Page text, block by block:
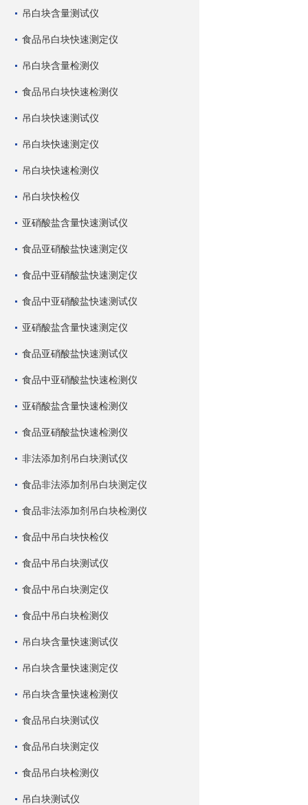
吊白块含量测试仪
食品吊白块快速测定仪
吊白块含量检测仪
食品吊白块快速检测仪
吊白块快速测试仪
吊白块快速测定仪
吊白块快速检测仪
吊白块快检仪
亚硝酸盐含量快速测试仪
食品亚硝酸盐快速测定仪
食品中亚硝酸盐快速测定仪
食品中亚硝酸盐快速测试仪
亚硝酸盐含量快速测定仪
食品亚硝酸盐快速测试仪
食品中亚硝酸盐快速检测仪
亚硝酸盐含量快速检测仪
食品亚硝酸盐快速检测仪
非法添加剂吊白块测试仪
食品非法添加剂吊白块测定仪
食品非法添加剂吊白块检测仪
食品中吊白块快检仪
食品中吊白块测试仪
食品中吊白块测定仪
食品中吊白块检测仪
吊白块含量快速测试仪
吊白块含量快速测定仪
吊白块含量快速检测仪
食品吊白块测试仪
食品吊白块测定仪
食品吊白块检测仪
吊白块测试仪